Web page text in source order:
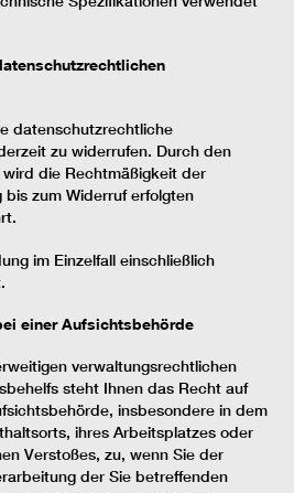
datenschutzrechtliche
zu widerrufen. Durch den
die Rechtmäßigkeit der
zum Widerruf erfolgten
im Einzelfall einschließlich
einer Aufsichtsbehörde
verwaltungsrechtlichen
steht Ihnen das Recht auf
insbesondere in dem
ihres Arbeitsplatzes oder
Verstoßes, zu, wenn Sie der
der Sie betreffenden